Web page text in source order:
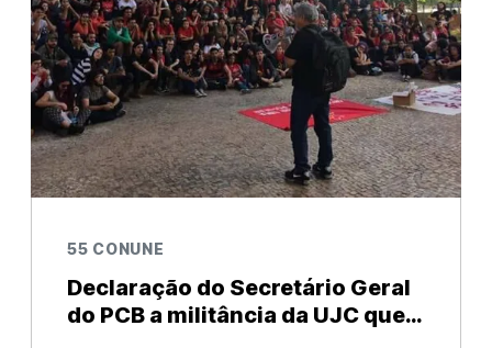
55 CONUNE
Declaração do Secretário Geral
do PCB a militância da UJC que